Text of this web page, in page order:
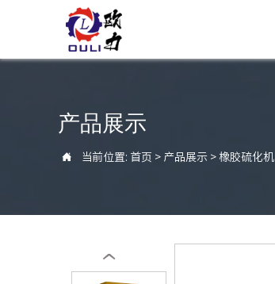
产品展示
 当前位置: 首页 > 产品展示 >橡胶硫化机
‹